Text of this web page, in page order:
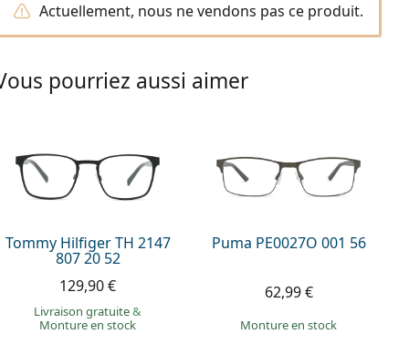
Actuellement, nous ne vendons pas ce produit.
pourriez aussi aimer
Tommy Hilfiger TH 2147
807 20 52
129,90 €
Livraison gratuite&
Monture en stock
Puma PE0027O 001 56
62,99 €
Monture en stock